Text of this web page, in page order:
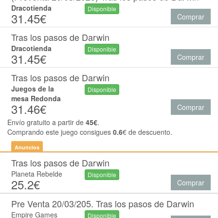
Dracotienda
31.45€
Disponible
Comprar
Tras los pasos de Darwin
Dracotienda
31.45€
Disponible
Comprar
Tras los pasos de Darwin
Juegos de la
mesa Redonda
31.46€
Disponible
Comprar
Envío gratuito a partir de 45€.
Comprando este juego consigues 0.6€ de descuento.
Anuncios
Tras los pasos de Darwin
Planeta Rebelde
25.2€
Disponible
Comprar
Pre Venta 20/03/205. Tras los pasos de Darwin
Empire Games Disponible